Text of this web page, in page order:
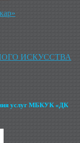
ИСКУССТВА
услуг МБКУК «ДК